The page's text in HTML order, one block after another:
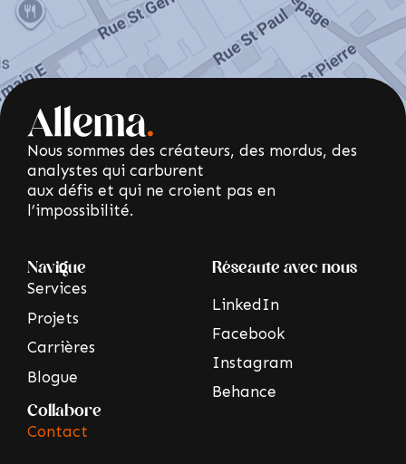
Nous sommes des créateurs, des mordus, des
analystes qui carburent
aux défis et qui ne croient pas en
l’impossibilité.
Navigue
Services
Projets
Carrières
Blogue
Collabore
Contact
Réseaute avec nous
LinkedIn
Facebook
Instagram
Behance